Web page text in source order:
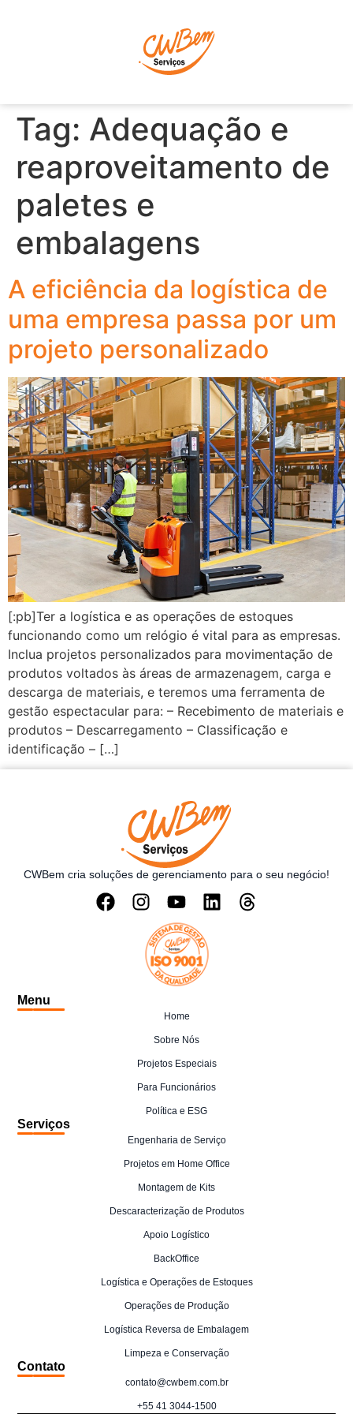
Tag: Adequação e
reaproveitamento de
paletes e
embalagens
A eficiência da logística de
uma empresa passa por um
projeto personalizado
[:pb]Ter a logística e as operações de estoques
funcionando como um relógio é vital para as empresas.
Inclua projetos personalizados para movimentação de
produtos voltados às áreas de armazenagem, carga e
descarga de materiais, e teremos uma ferramenta de
gestão espectacular para: – Recebimento de materiais e
produtos – Descarregamento – Classificação e
identificação – […]
CWBem cria soluções de gerenciamento para o seu negócio!
Menu
Home
Sobre Nós
Projetos Especiais
Para Funcionários
Política e ESG
Serviços
Engenharia de Serviço
Projetos em Home Office
Montagem de Kits
Descaracterização de Produtos
Apoio Logístico
BackOffice
Logística e Operações de Estoques
Operações de Produção
Logística Reversa de Embalagem
Limpeza e Conservação
Contato
contato@cwbem.com.br
+55 41 3044-1500